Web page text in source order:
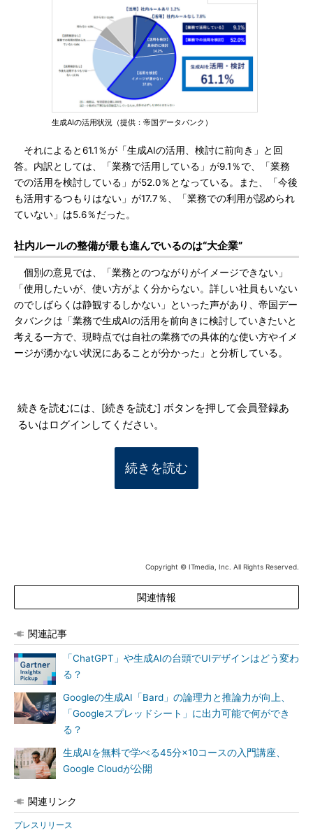
生成AIの活用状況（提供：帝国データバンク）
それによると61.1％が「生成AIの活用、検討に前向き」と回
答。内訳としては、「業務で活用している」が9.1％で、「業務
での活用を検討している」が52.0％となっている。また、「今後
も活用するつもりはない」が17.7％、「業務での利用が認められ
ていない」は5.6％だった。
社内ルールの整備が最も進んでいるのは“大企業”
個別の意見では、「業務とのつながりがイメージできない」
「使用したいが、使い方がよく分からない。詳しい社員もいない
のでしばらくは静観するしかない」といった声があり、帝国デー
タバンクは「業務で生成AIの活用を前向きに検討していきたいと
考える一方で、現時点では自社の業務での具体的な使い方やイメ
ージが湧かない状況にあることが分かった」と分析している。
続きを読むには、[続きを読む] ボタンを押して会員登録あ
るいはログインしてください。
続きを読む
Copyright © ITmedia, Inc. All Rights Reserved.
関連情報
関連記事
「ChatGPT」や生成AIの台頭でUIデザインはどう変わ
る？
Googleの生成AI「Bard」の論理力と推論力が向上、
「Googleスプレッドシート」に出力可能で何ができ
る？
生成AIを無料で学べる45分×10コースの入門講座、
Google Cloudが公開
関連リンク
プレスリリース